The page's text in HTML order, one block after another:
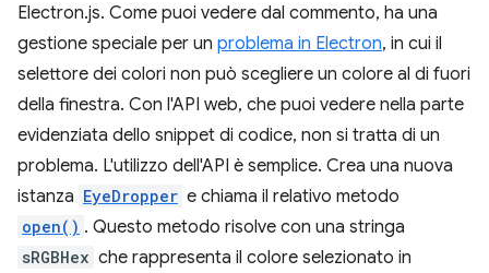
Electron.js. Come puoi vedere dal commento, ha una
gestione speciale per un problema in Electron, in cui il
selettore dei colori non può scegliere un colore al di fuori
della finestra. Con l'API web, che puoi vedere nella parte
evidenziata dello snippet di codice, non si tratta di un
problema. L'utilizzo dell'API è semplice. Crea una nuova
istanza EyeDropper e chiama il relativo metodo
open() . Questo metodo risolve con una stringa
sRGBHex che rappresenta il colore selezionato in